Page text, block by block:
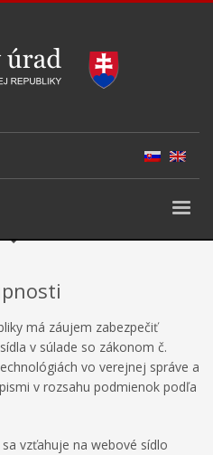
má záujem zabezpečiť
v súlade so zákonom č.
vo verejnej správe a
v rozsahu podmienok podľa
vzťahuje na webové sídlo